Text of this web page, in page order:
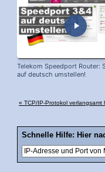
Telekom Speedport Router:
auf deutsch umstellen!
« TCP/IP-Protokol
Schnelle Hilfe: Hier